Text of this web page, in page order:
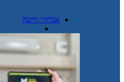
אביזרי חישה